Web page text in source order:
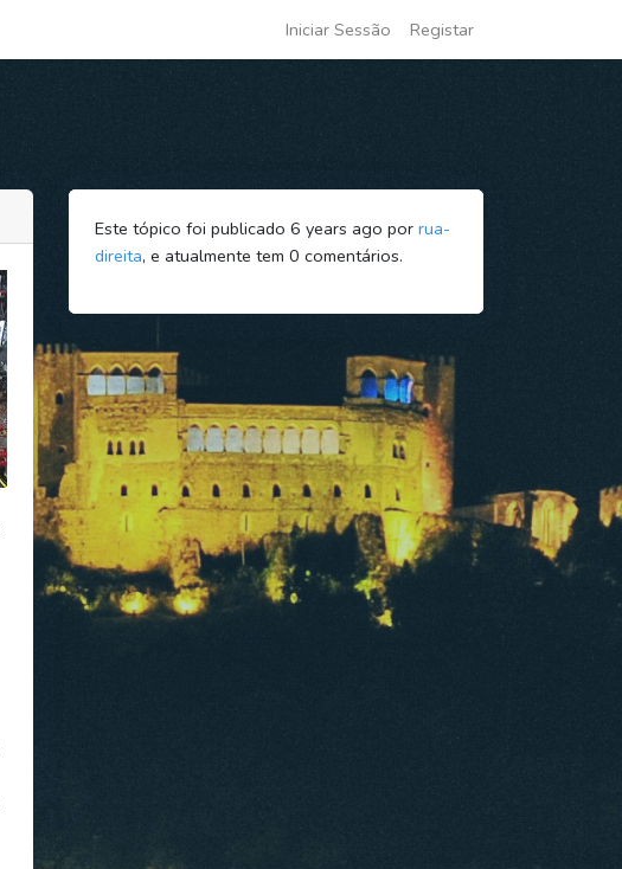
Iniciar Sessão Registar
Este tópico foi publicado 6 years ago por rua-
direita, e atualmente tem 0 comentários.